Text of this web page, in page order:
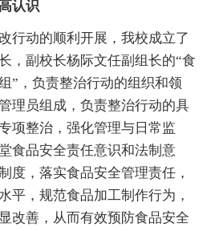
认识
动的顺利开展，我校成立了
，副校长杨际文任副组长的“食
”，负责整治行动的组织和领
理员组成，负责整治行动的具
项整治，强化管理与日常监
食品安全责任意识和法制意
度，落实食品安全管理责任，
平，规范食品加工制作行为，
改善，从而有效预防食品安全